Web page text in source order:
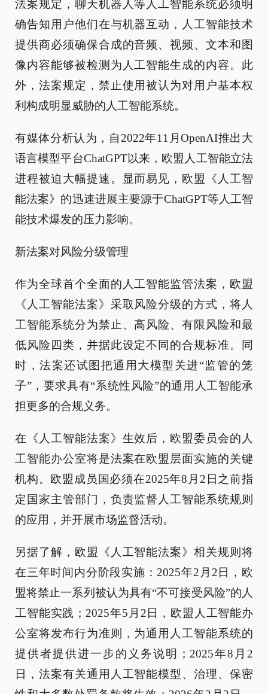
法案规定，聊天机器人等人工智能系统必须明
确告知用户他们在与机器互动，人工智能技术
提供商必须确保合成的音频、视频、文本和图
像内容能够被检测为人工智能生成的内容。此
外，法案规定，禁止使用被认为对用户基本权
利构成明显威胁的人工智能系统。
有媒体分析认为，自2022年11月OpenAI推出大
语言模型平台ChatGPT以来，欧盟人工智能立法
进程被迫大幅提速。显而易见，欧盟《人工智
能法案》的迅速进展主要源于ChatGPT等人工智
能技术爆发的压力影响。
新法案对风险分级管理
作为全球首个全面的人工智能监管法案，欧盟
《人工智能法案》采取风险分级的方式，将人
工智能系统分为禁止、高风险、有限风险和最
低风险四类，并据此设定不同的合规标准。同
时，法案还试图把通用大模型关进“监管的笼
子”，要求具有“系统性风险”的通用人工智能承
担更多的合规义务。
在《人工智能法案》生效后，欧盟委员会的人
工智能办公室将是法案在欧盟层面实施的关键
机构。欧盟成员国必须在2025年8月2日之前指
定国家主管部门，负责监督人工智能系统规则
的应用，并开展市场监督活动。
另据了解，欧盟《人工智能法案》相关规则将
在三年时间内分阶段实施：2025年2月2日，欧
盟将禁止一系列被认为具有“不可接受风险”的人
工智能实践；2025年5月2日，欧盟人工智能办
公室将发布行为准则，为通用人工智能系统的
提供者提供进一步的义务说明；2025年8月2
日，法案有关通用人工智能模型、治理、保密